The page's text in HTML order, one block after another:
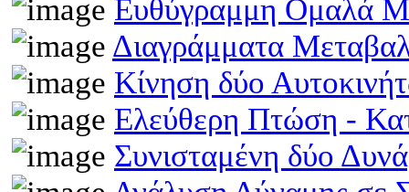
Ευθύγραμμη Ομαλά
Διαγράμματα
Κίνηση δύο
Ελεύθερη Πτώση -
Συνισταμένη δύο